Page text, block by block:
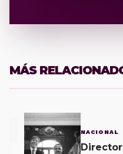
MÁS
NACIONAL